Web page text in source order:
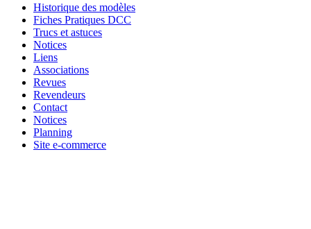
Historique des modèles
Fiches Pratiques DCC
Trucs et astuces
Notices
Liens
Associations
Revues
Revendeurs
Contact
Notices
Planning
Site e-commerce